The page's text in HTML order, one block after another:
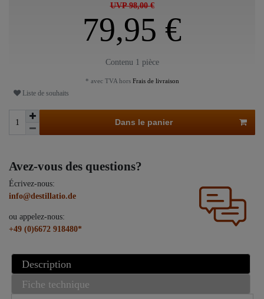
UVP 98,00 €
79,95 €
Contenu 1 pièce
* avec TVA horsFrais de livraison
Liste de souhaits
Dans le panier
Avez-vous des questions?
Écrivez-nous:
info@destillatio.de
ou appelez-nous:
+49 (0)6672 918480*
Description
Fiche technique